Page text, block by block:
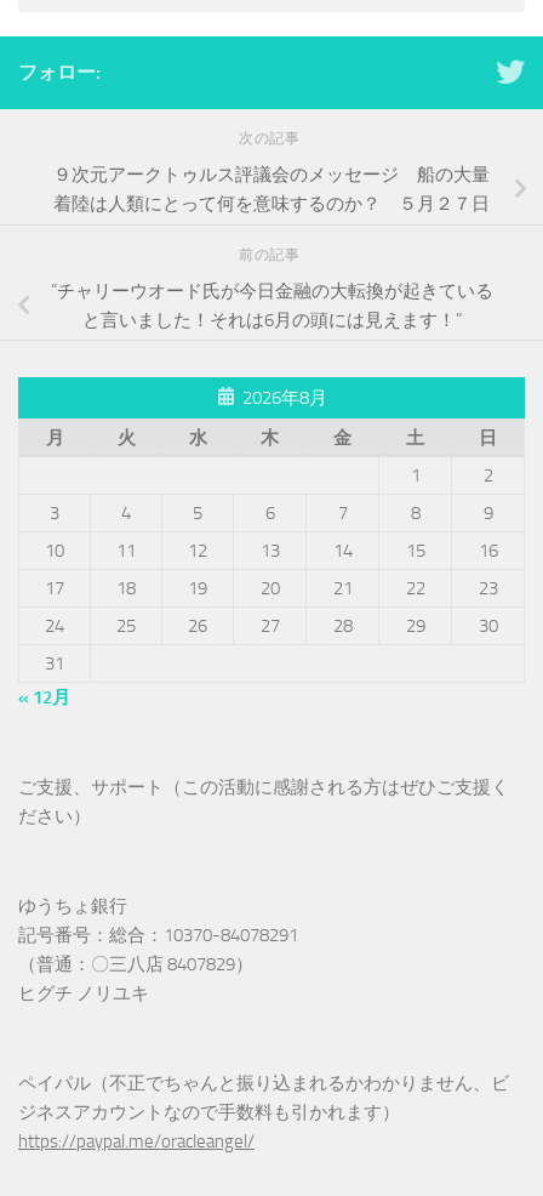
フォロー:
次の記事
９次元アークトゥルス評議会のメッセージ 船の大量
着陸は人類にとって何を意味するのか？ ５月２７日
前の記事
”チャリーウオード氏が今日金融の大転換が起きている
と言いました！それは6月の頭には見えます！”
2026年8月
月
火 水 木 金 土
日
1
2
3
4 5 6 7 8
9
10
11 12 13 14 15
16
17
18 19 20 21 22
23
24
25 26 27 28 29
30
31
« 12月
ご支援、サポート（この活動に感謝される方はぜひご支援く
ださい）
ゆうちょ銀行
記号番号：総合：10370-84078291
（普通：〇三八店 8407829）
ヒグチ ノリユキ
ペイパル（不正でちゃんと振り込まれるかわかりません、ビ
ジネスアカウントなので手数料も引かれます）
https://paypal.me/oracleangel/